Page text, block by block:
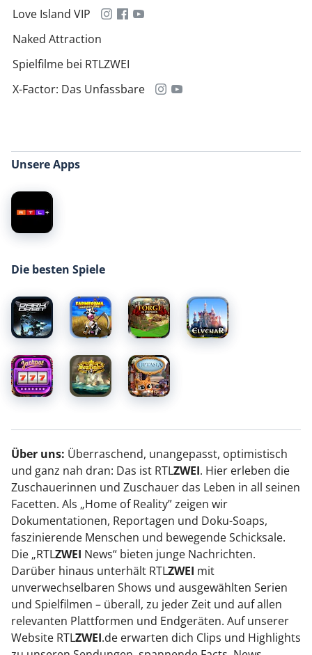
Love Island VIP
Naked Attraction
Spielfilme bei RTLZWEI
X-Factor: Das Unfassbare
Unsere Apps
Die besten Spiele
Über uns: Überraschend, unangepasst, optimistisch
und ganz nah dran: Das ist RTLZWEI. Hier erleben die
Zuschauerinnen und Zuschauer das Leben in all seinen
Facetten. Als „Home of Reality” zeigen wir
Dokumentationen, Reportagen und Doku-Soaps,
faszinierende Menschen und bewegende Schicksale.
Die „RTLZWEI News“ bieten junge Nachrichten.
Darüber hinaus unterhält RTLZWEI mit
unverwechselbaren Shows und ausgewählten Serien
und Spielfilmen – überall, zu jeder Zeit und auf allen
relevanten Plattformen und Endgeräten. Auf unserer
Website RTLZWEI.de erwarten dich Clips und Highlights